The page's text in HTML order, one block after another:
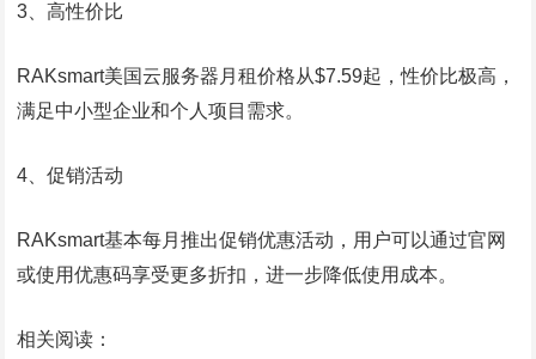
3、高性价比
RAKsmart美国云服务器月租价格从$7.59起，性价比极高，
满足中小型企业和个人项目需求。
4、促销活动
RAKsmart基本每月推出促销优惠活动，用户可以通过官网
或使用优惠码享受更多折扣，进一步降低使用成本。
相关阅读：